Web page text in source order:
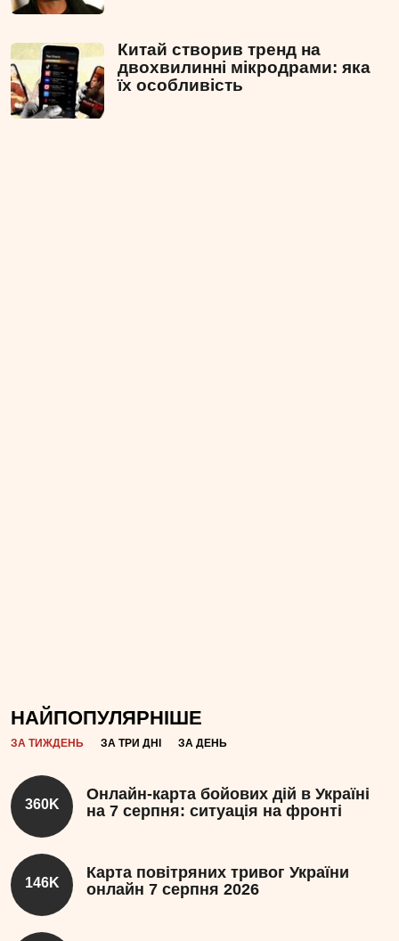
Китай створив тренд на
двохвилинні мікродрами: яка
їх особливість
НАЙПОПУЛЯРНІШЕ
ЗА ТИЖДЕНЬ ЗА ТРИ ДНІ ЗА ДЕНЬ
360K
Онлайн-карта бойових дій в Україні
на 7 серпня: ситуація на фронті
146K
Карта повітряних тривог України
онлайн 7 серпня 2026